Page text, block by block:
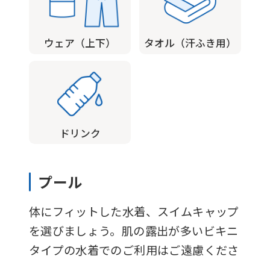
ウェア（上下） タオル（汗ふき用）
ドリンク
プール
体にフィットした水着、スイムキャップ
を選びましょう。肌の露出が多いビキニ
タイプの水着でのご利用はご遠慮くださ
version
this
may
not
be